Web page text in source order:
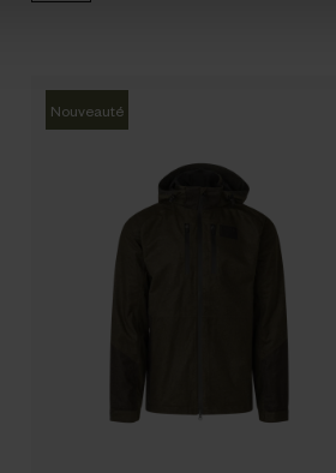
Nouveauté